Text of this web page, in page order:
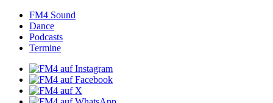
FM4Sound
Dance
Podcasts
Termine